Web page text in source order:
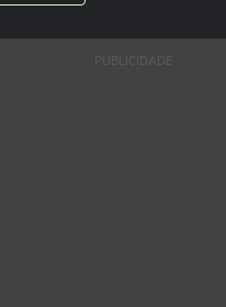
PUBLICIDADE